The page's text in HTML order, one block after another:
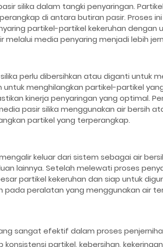
silika dalam tangki penyaringan.
di antara butiran pasir. Proses
partikel-partikel kekeruhan dengan
melalui media penyaring menjadi lebih
perlu dibersihkan atau diganti untuk
untuk menghilangkan partikel-partikel
kinerja penyaringan yang optimal.
pasir silika menggunakan air bersih
partikel yang terperangkap.
keluar dari sistem sebagai air
lainnya. Setelah melewati proses
partikel kekeruhan dan siap untuk
pada peralatan yang menggunakan air
sangat efektif dalam proses
partikel, kebersihan,